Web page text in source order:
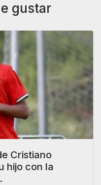
gustar
Cristiano
hijo con la